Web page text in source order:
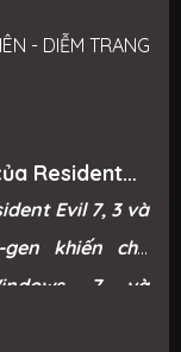
- DIỄM TRANG
Resident
lại Steam sau
mẽ từ game
Evil 7, 3 và
khiến cho
7 và